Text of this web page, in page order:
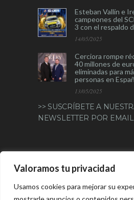
Valoramos tu privacidad
Usamos cookies para mejorar su
Esteban Vallín e
campeones del
3 con el respaldo
14/05/2025
Cerciora rompe
40 millones de
eliminadas para
personas en
13/05/2025
>> SUSCRÍBETE A
NEWSLETTER POR
660 155 233